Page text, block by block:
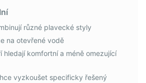
různé plavecké styly
na otevřené vodě
hledají komfortní a méně omezující
vyzkoušet specificky řešený